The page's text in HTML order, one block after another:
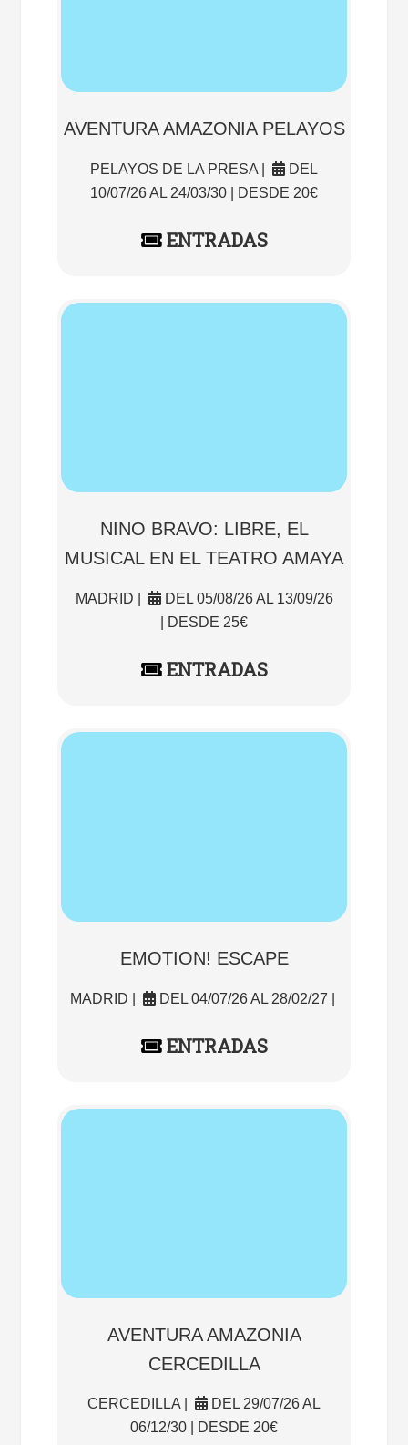
AVENTURA AMAZONIA PELAYOS
PELAYOS DE LA PRESA |
DEL
10/07/26 AL 24/03/30 | DESDE 20€
ENTRADAS
NINO BRAVO: LIBRE, EL
MUSICAL EN EL TEATRO AMAYA
MADRID |
DEL 05/08/26 AL 13/09/26
| DESDE 25€
ENTRADAS
EMOTION! ESCAPE
MADRID | DEL 04/07/26 AL 28/02/27 |
ENTRADAS
AVENTURA AMAZONIA
CERCEDILLA
CERCEDILLA |
DEL 29/07/26 AL
06/12/30 | DESDE 20€